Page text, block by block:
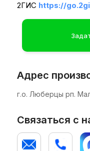
2ГИС https://
Связаться с
г.о. Люберцы рп.
Адрес